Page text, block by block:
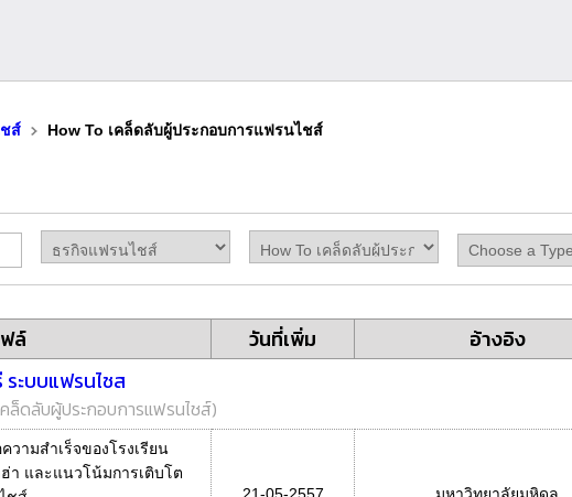
ส์ How To เคล็ดลับผู้ประกอบการแฟรนไชส์
ล์ วันที่เพิ่ม อ้างอิง
ะบบแฟรนไชส
ล็ดลับผู้ประกอบการแฟรนไชส์)
วามสำเร็จของโรงเรียน
า และแนวโน้มการเติบโต